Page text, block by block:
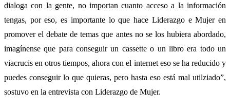
dialoga con la gente, no importan cuanto acceso a la información
tengas, por eso, es importante lo que hace Liderazgo e Mujer en
promover el debate de temas que antes no se los hubiera abordado,
imagínense que para conseguir un cassette o un libro era todo un
viacrucis en otros tiempos, ahora con el internet eso se ha reducido y
puedes conseguir lo que quieras, pero hasta eso está mal utilziado”,
sostuvo en la entrevista con Liderazgo de Mujer.